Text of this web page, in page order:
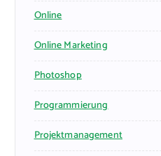
Online
Online Marketing
Photoshop
Programmierung
Projektmanagement